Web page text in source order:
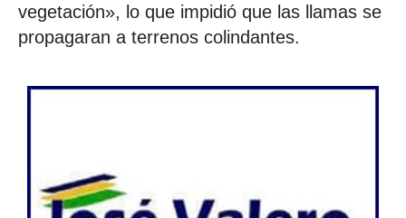
vegetación», lo que impidió que las llamas se
propagaran a terrenos colindantes.